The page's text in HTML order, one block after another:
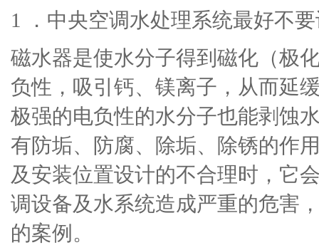
1 ．中央空调水处理系统最好不
磁水器是使水分子得到磁化（极
负性，吸引钙、镁离子，从而延
极强的电负性的水分子也能剥蚀
有防垢、防腐、除垢、除锈的作
及安装位置设计的不合理时，它
调设备及水系统造成严重的危害
的案例。